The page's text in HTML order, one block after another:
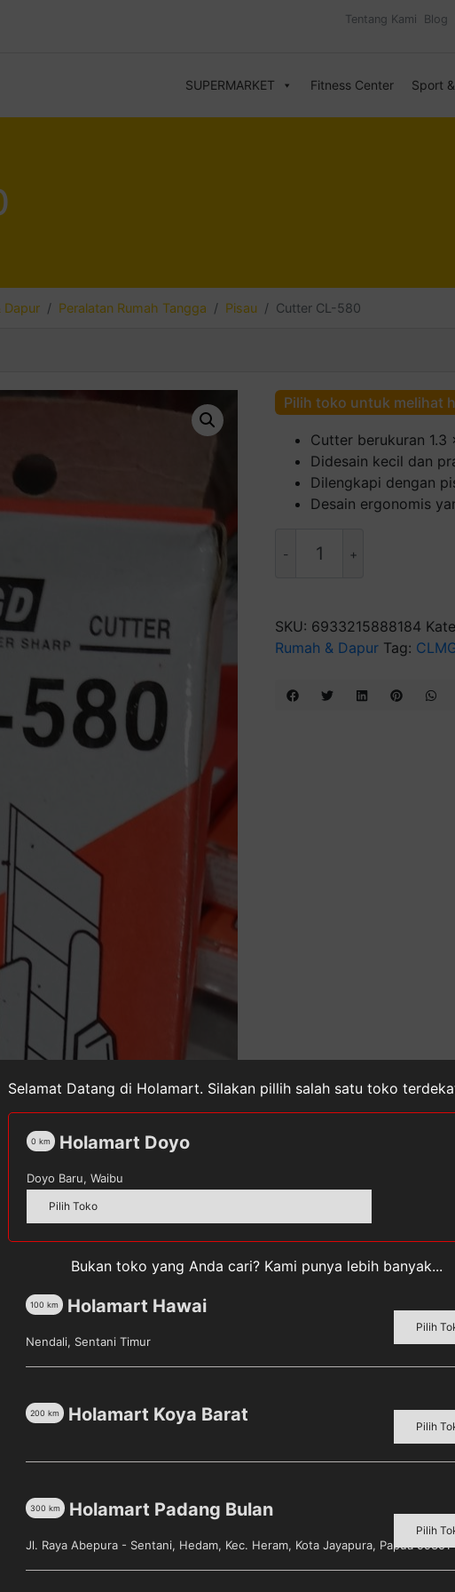
Tentang Kami Blog
SUPERMARKET Fitness Center Sport
Dapur Peralatan Rumah Tangga Pisau Cutter CL-580
Pilih toko untuk melihat
Cutter berukuran 1.3
Didesain kecil dan
Dilengkapi dengan
Desain ergonomis
Cutter
SKU: 6933215888184
Rumah & Dapur Tag:
Selamat Datang di Holamart. Silakan pillih salah satu toko
Holamart Doyo
0 km
Doyo Baru, Waibu
Pilih Toko
Bukan toko yang Anda cari? Kami punya lebih banyak...
Holamart Hawai
100 km
Nendali, Sentani Timur
Pilih
Holamart Koya Barat
200 km
Pilih
Holamart Padang Bulan
300 km
Jl. Raya Abepura - Sentani, Hedam, Kec. Heram, Kota Jayapura, Papua 99351
Pilih